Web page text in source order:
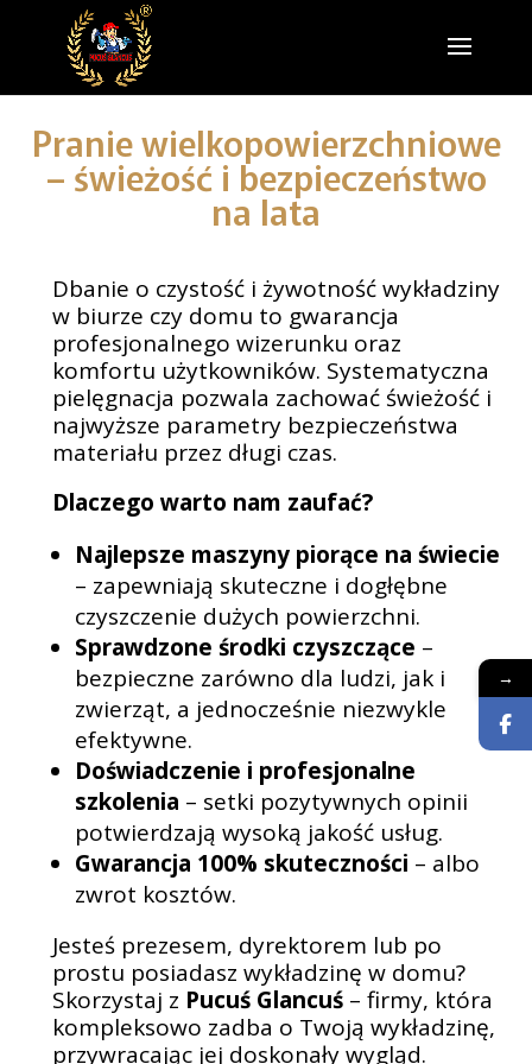
Pranie wielkopowierzchniowe
– świeżość i bezpieczeństwo
na lata
Dbanie o czystość i żywotność wykładziny
w biurze czy domu to gwarancja
profesjonalnego wizerunku oraz
komfortu użytkowników. Systematyczna
pielęgnacja pozwala zachować świeżość i
najwyższe parametry bezpieczeństwa
materiału przez długi czas.
Dlaczego warto nam zaufać?
Najlepsze maszyny piorące na świecie
– zapewniają skuteczne i dogłębne
czyszczenie dużych powierzchni.
Sprawdzone środki czyszczące –
bezpieczne zarówno dla ludzi, jak i
zwierząt, a jednocześnie niezwykle
efektywne.
Doświadczenie i profesjonalne
szkolenia – setki pozytywnych opinii
potwierdzają wysoką jakość usług.
Gwarancja 100% skuteczności – albo
zwrot kosztów.
Jesteś prezesem, dyrektorem lub po
prostu posiadasz wykładzinę w domu?
Skorzystaj z Pucuś Glancuś – firmy, która
kompleksowo zadba o Twoją wykładzinę,
przywracając jej doskonały wygląd.
→